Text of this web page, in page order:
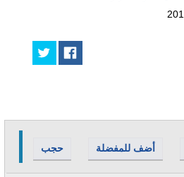
حجب أضف للمفضلة